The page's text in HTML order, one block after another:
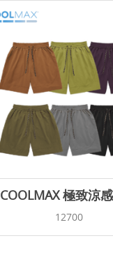
COOLMAX 極致涼
12700